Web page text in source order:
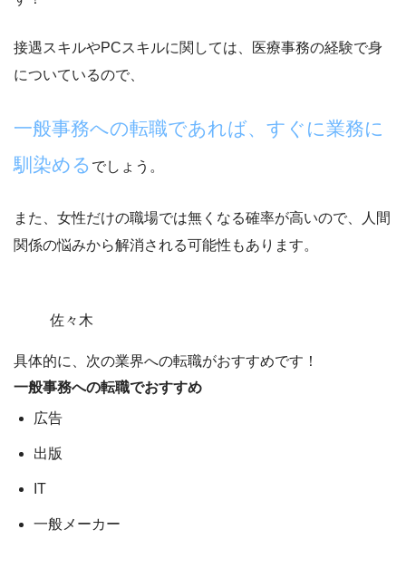
接遇スキルやPCスキルに関しては、医療事務の経験で身
についているので、
一般事務への転職であれば、すぐに業務に
馴染める でしょう。
また、女性だけの職場では無くなる確率が高いので、
人間
関係の悩みから解消される可能性もあります。
佐々木
具体的に、次の業界への転職がおすすめです！
一般事務への転職でおすすめ
広告
出版
IT
一般メーカー